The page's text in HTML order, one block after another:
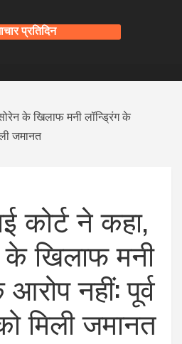
के खिलाफ मनी लॉन्ड्रिंग के
जमानत
कोर्ट ने कहा,
खिलाफ मनी
नहीं: पूर्व
मिली जमानत